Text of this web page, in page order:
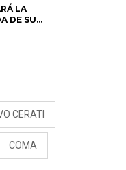
LA
DE SU
CERATI
COMA